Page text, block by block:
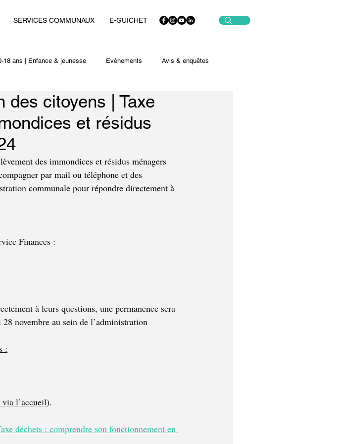
SERVICES COMMUNAUX E-GUICHET
18 ans | Enfance & jeunesse Evènements Avis & enquêtes
des citoyens | Taxe
et résidus
des immondices et résidus ménagers
par mail ou téléphone et des
communale pour répondre directement à
Finances :
à leurs questions, une permanence sera
novembre au sein de l’administration
:
via l’accueil).
déchets : comprendre son fonctionnement en